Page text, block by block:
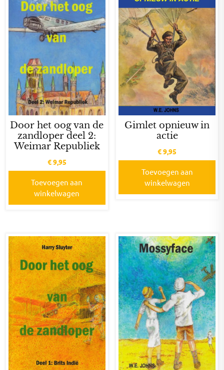
Door het oog van de
zandloper deel 2:
Weimar Republiek
€9,95
Toevoegen aan
winkelwagen
Gimlet opnieuw in
actie
€9,95
Toevoegen aan
winkelwagen